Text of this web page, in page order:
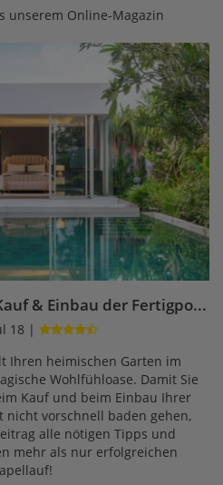
unserem Online-Magazin
& Einbau der Fertigpo...
18 |
Ihren heimischen Garten im
Wohlfühloase. Damit Sie
Kauf und beim Einbau Ihrer
nicht vorschnell baden gehen,
alle nötigen Tipps und
mehr als nur erfolgreichen